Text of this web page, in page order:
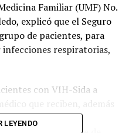
Familiar (UMF) No.
explicó que el Seguro
de pacientes, para
respiratorias,
con VIH-Sida a
para disminuir el
LEYENDO